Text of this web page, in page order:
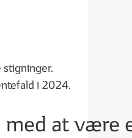
i 2024.
med at være